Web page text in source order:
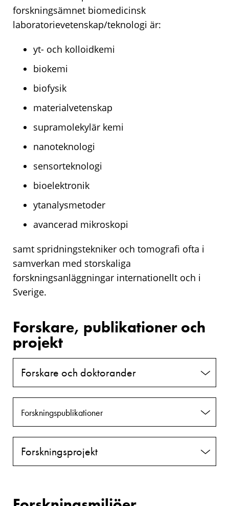
forskningsämnet biomedicinsk
laboratorievetenskap/teknologi är:
yt- och kolloidkemi
biokemi
biofysik
materialvetenskap
supramolekylär kemi
nanoteknologi
sensorteknologi
bioelektronik
ytanalysmetoder
avancerad mikroskopi
samt spridningstekniker och tomografi ofta i
samverkan med storskaliga
forskningsanläggningar internationellt och i
Sverige.
Forskare, publikationer och
projekt
Forskare och doktorander
Forskningspublikationer
Forskningsprojekt